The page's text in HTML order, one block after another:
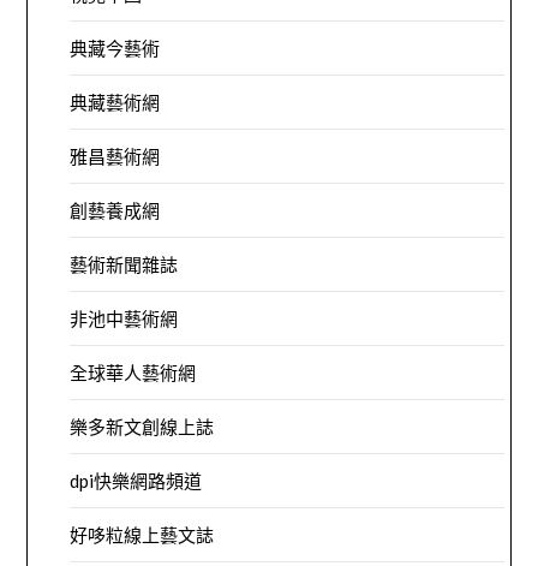
典藏今藝術
典藏藝術網
雅昌藝術網
創藝養成網
藝術新聞雜誌
非池中藝術網
全球華人藝術網
樂多新文創線上誌
dpi快樂網路頻道
好哆粒線上藝文誌